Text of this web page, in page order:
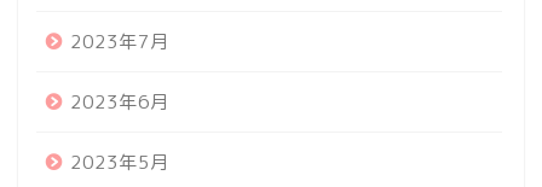
2023年7月
2023年6月
2023年5月